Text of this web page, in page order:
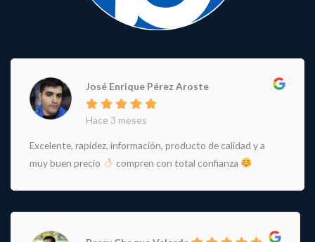
José Enrique Pérez Aroste
Hace 3 meses
Excelente, rapidez, información, producto de calidad y a
muy buen precio
compren con total confianza